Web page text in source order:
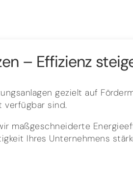
– Effizienz
gezielt auf
verfügbar sind.
maßgeschneiderte
Ihres Unternehmens